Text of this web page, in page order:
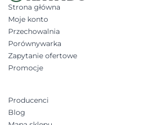
Strona główna
Moje konto
Przechowalnia
Porównywarka
Zapytanie ofertowe
Promocje
Producenci
Blog